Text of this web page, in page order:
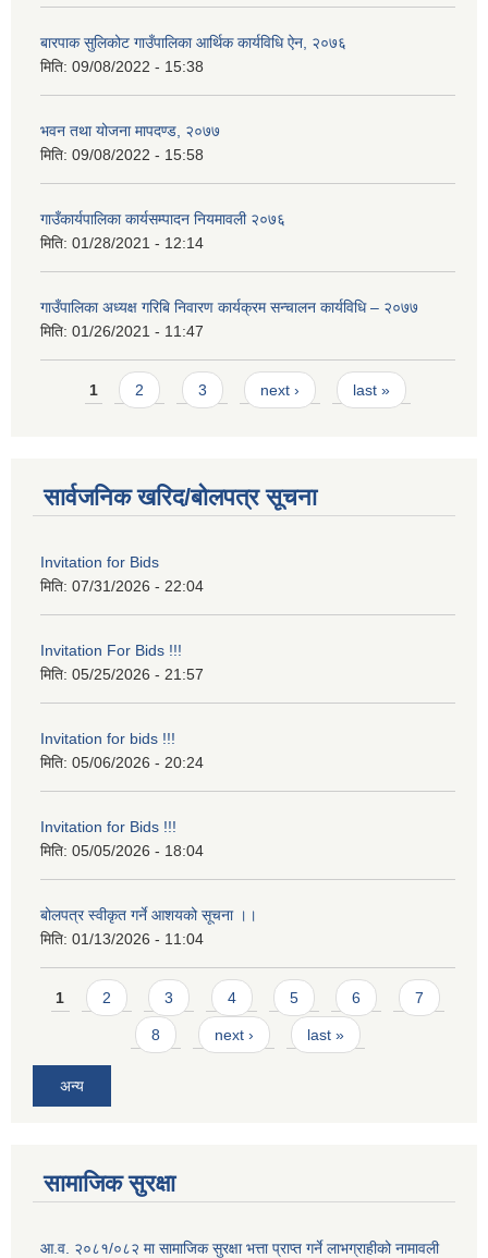
बारपाक सुलिकोट गाउँपालिका आर्थिक कार्यविधि ऐन, २०७६
मिति: 09/08/2022 - 15:38
भवन तथा योजना मापदण्ड, २०७७
मिति: 09/08/2022 - 15:58
गाउँकार्यपालिका कार्यसम्पादन नियमावली २०७६
मिति: 01/28/2021 - 12:14
गाउँपालिका अध्यक्ष गरिबि निवारण कार्यक्रम सन्चालन कार्यविधि – २०७७
मिति: 01/26/2021 - 11:47
Pages
1 2 3 next › last »
सार्वजनिक खरिद/बोलपत्र सूचना
Invitation for Bids
मिति: 07/31/2026 - 22:04
Invitation For Bids !!!
मिति: 05/25/2026 - 21:57
Invitation for bids !!!
मिति: 05/06/2026 - 20:24
Invitation for Bids !!!
मिति: 05/05/2026 - 18:04
बोलपत्र स्वीकृत गर्ने आशयको सूचना ।।
मिति: 01/13/2026 - 11:04
Pages
1 2 3 4 5 6 7
8 next › last »
अन्य
सामाजिक सुरक्षा
आ.व. २०८१/०८२ मा सामाजिक सुरक्षा भत्ता प्राप्त गर्ने लाभग्राहीको नामावली